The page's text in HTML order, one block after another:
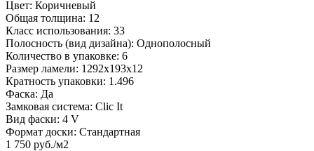
Цвет: Коричневый
Общая толщина: 12
Класс использования: 33
Полосность (вид дизайна): Однополосный
Количество в упаковке: 6
Размер ламели: 1292х193х12
Кратность упаковки: 1.496
Фаска: Да
Замковая система: Clic It
Вид фаски: 4 V
Формат доски: Стандартная
1 750 руб./м2